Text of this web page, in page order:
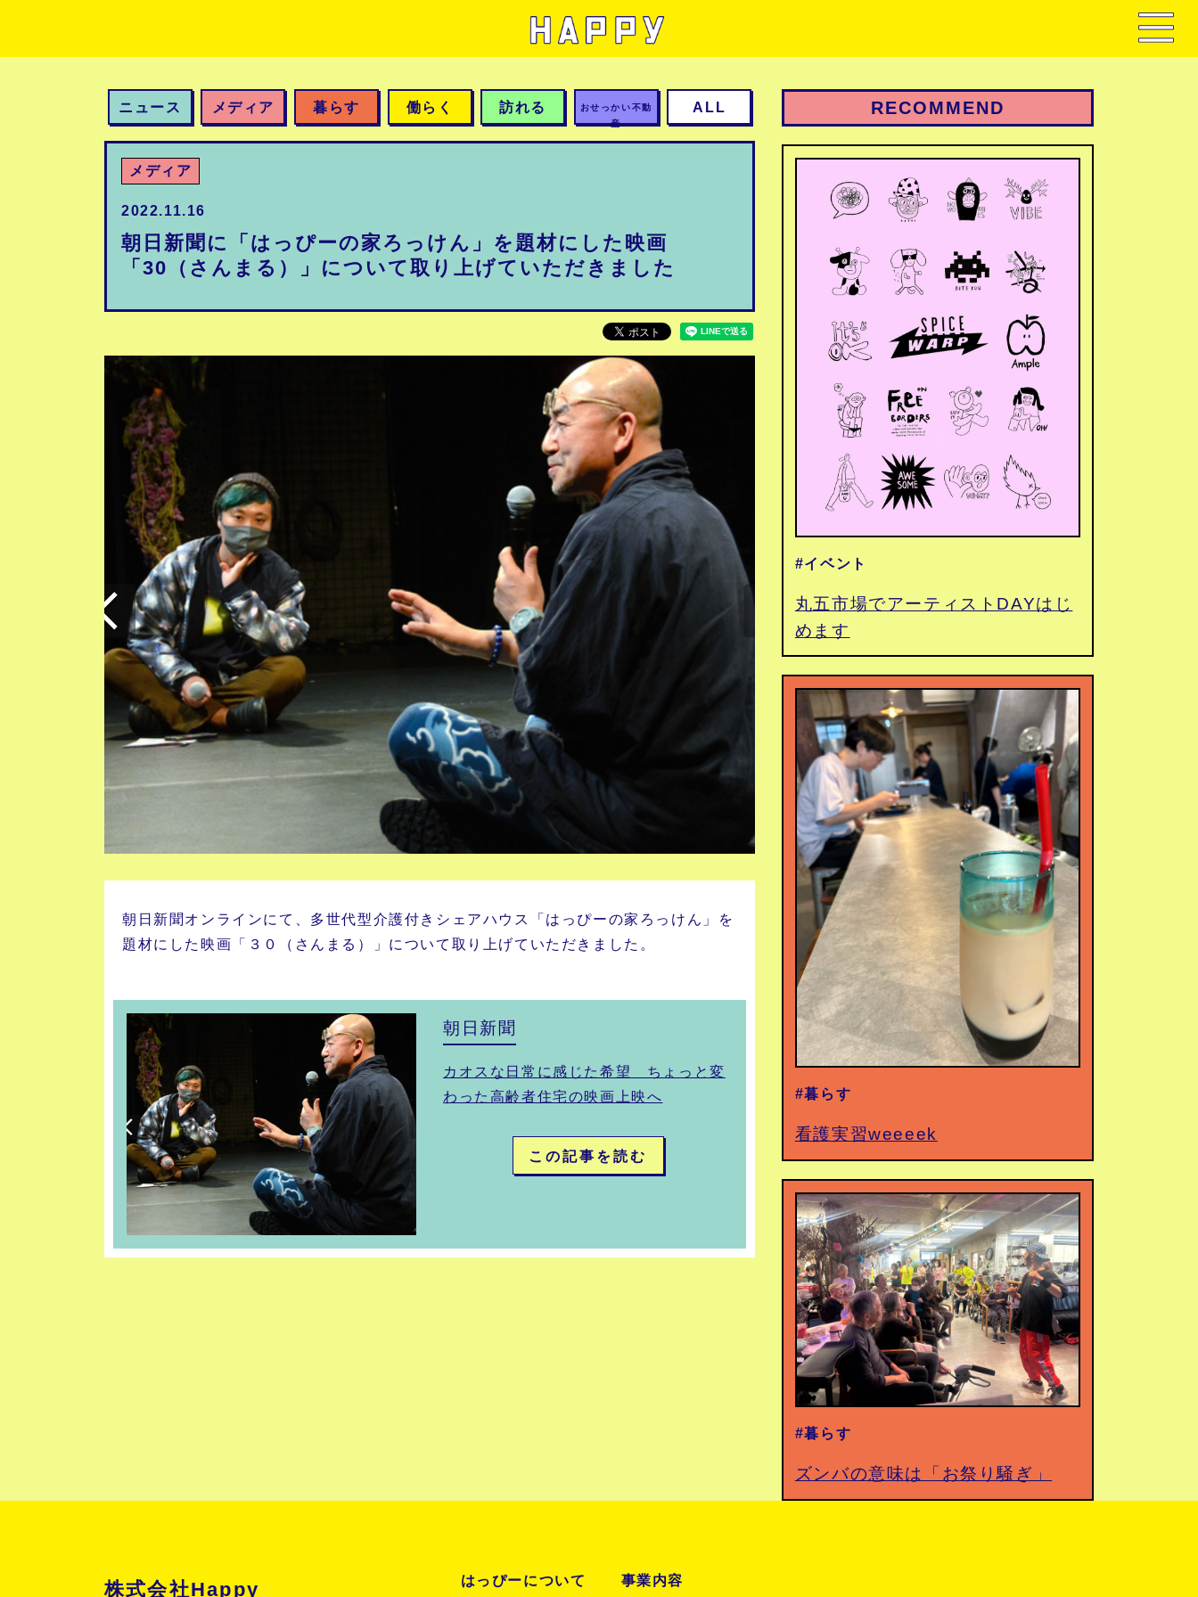
ニュース メディア 暮らす 働らく 訪れる
おせっかい不動
産
ALL
メディア
2022.11.16
朝日新聞に「はっぴーの家ろっけん」を題材にした映画
「30（さんまる）」について取り上げていただきました
朝日新聞オンラインにて、多世代型介護付きシェアハウス「はっぴーの家ろっけん」を
題材にした映画「３０（さんまる）」について取り上げていただきました。
朝日新聞
カオスな日常に感じた希望 ちょっと変
わった高齢者住宅の映画上映へ
この記事を読む
RECOMMEND
#イベント
丸五市場でアーティストDAYはじ
めます
#暮らす
看護実習weeeek
#暮らす
ズンバの意味は「お祭り騒ぎ」
株式会社Happy はっぴーについて 事業内容